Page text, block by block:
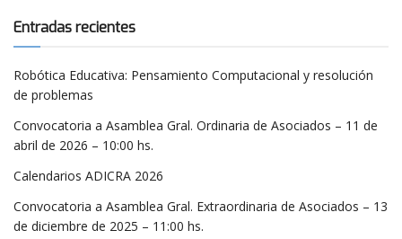
Entradas recientes
Robótica Educativa: Pensamiento Computacional y resolución
de problemas
Convocatoria a Asamblea Gral. Ordinaria de Asociados – 11 de
abril de 2026 – 10:00 hs.
Calendarios ADICRA 2026
Convocatoria a Asamblea Gral. Extraordinaria de Asociados – 13
de diciembre de 2025 – 11:00 hs.